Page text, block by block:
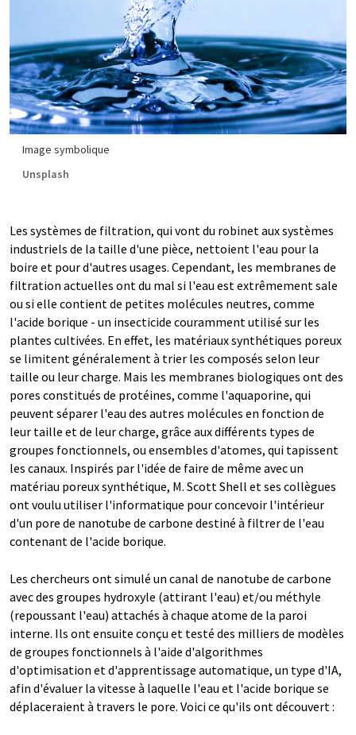
Image symbolique
Unsplash
Les systèmes de filtration, qui vont du robinet aux systèmes
industriels de la taille d'une pièce, nettoient l'eau pour la
boire et pour d'autres usages. Cependant, les membranes de
filtration actuelles ont du mal si l'eau est extrêmement sale
ou si elle contient de petites molécules neutres, comme
l'acide borique - un insecticide couramment utilisé sur les
plantes cultivées. En effet, les matériaux synthétiques poreux
se limitent généralement à trier les composés selon leur
taille ou leur charge. Mais les membranes biologiques ont des
pores constitués de protéines, comme l'aquaporine, qui
peuvent séparer l'eau des autres molécules en fonction de
leur taille et de leur charge, grâce aux différents types de
groupes fonctionnels, ou ensembles d'atomes, qui tapissent
les canaux. Inspirés par l'idée de faire de même avec un
matériau poreux synthétique, M. Scott Shell et ses collègues
ont voulu utiliser l'informatique pour concevoir l'intérieur
d'un pore de nanotube de carbone destiné à filtrer de l'eau
contenant de l'acide borique.
Les chercheurs ont simulé un canal de nanotube de carbone
avec des groupes hydroxyle (attirant l'eau) et/ou méthyle
(repoussant l'eau) attachés à chaque atome de la paroi
interne. Ils ont ensuite conçu et testé des milliers de modèles
de groupes fonctionnels à l'aide d'algorithmes
d'optimisation et d'apprentissage automatique, un type d'IA,
afin d'évaluer la vitesse à laquelle l'eau et l'acide borique se
déplaceraient à travers le pore. Voici ce qu'ils ont découvert :